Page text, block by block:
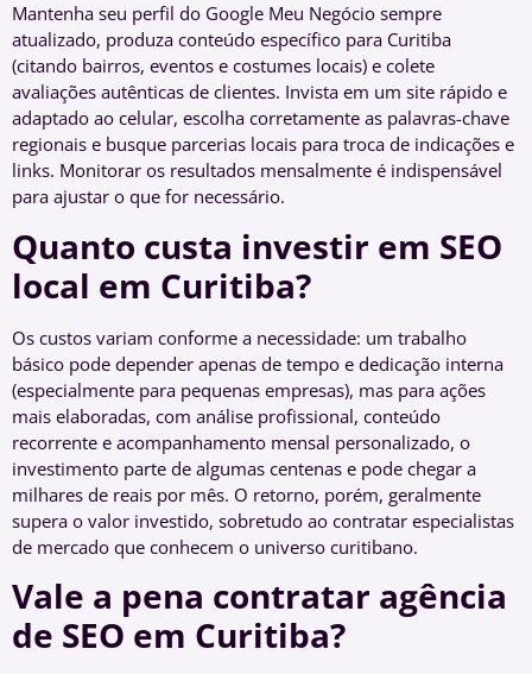
Mantenha seu perfil do Google Meu Negócio sempre
atualizado, produza conteúdo específico para Curitiba
(citando bairros, eventos e costumes locais) e colete
avaliações autênticas de clientes. Invista em um site rápido e
adaptado ao celular, escolha corretamente as palavras-chave
regionais e busque parcerias locais para troca de indicações e
links. Monitorar os resultados mensalmente é indispensável
para ajustar o que for necessário.
Quanto custa investir em SEO
local em Curitiba?
Os custos variam conforme a necessidade: um trabalho
básico pode depender apenas de tempo e dedicação interna
(especialmente para pequenas empresas), mas para ações
mais elaboradas, com análise profissional, conteúdo
recorrente e acompanhamento mensal personalizado, o
investimento parte de algumas centenas e pode chegar a
milhares de reais por mês. O retorno, porém, geralmente
supera o valor investido, sobretudo ao contratar especialistas
de mercado que conhecem o universo curitibano.
Vale a pena contratar agência
de SEO em Curitiba?